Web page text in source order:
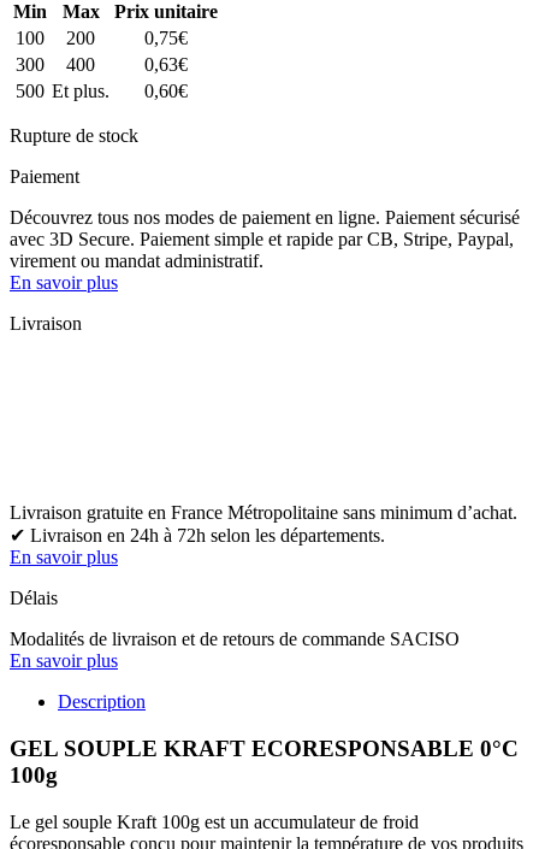
Min Max
Prix unitaire
100
200 0,75€
300
400 0,63€
500 Et plus. 0,60€
Rupture de stock
Paiement
Découvrez tous nos modes de paiement en ligne. Paiement sécurisé
avec 3D Secure. Paiement simple et rapide par CB, Stripe, Paypal,
virement ou mandat administratif.
En savoir plus
Livraison
Livraison gratuite en France Métropolitaine sans minimum d’achat.
✔ Livraison en 24h à 72h selon les départements.
En savoir plus
Délais
Modalités de livraison et de retours de commande SACISO
En savoir plus
Description
GEL SOUPLE KRAFT ECORESPONSABLE 0°C
100g
Le gel souple Kraft 100g est un accumulateur de froid
écoresponsable conçu pour maintenir la température de vos produits